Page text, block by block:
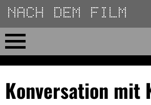
Direkt
zum
Inhalt
Home
No 23
Konversation mit